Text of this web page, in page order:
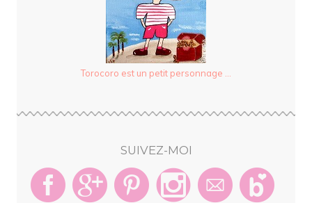
Torocoro est un petit personnage ...
SUIVEZ-MOI